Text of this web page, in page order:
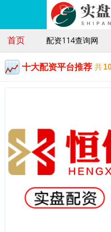
首页 配资114查询网
十大配资平台推荐 共